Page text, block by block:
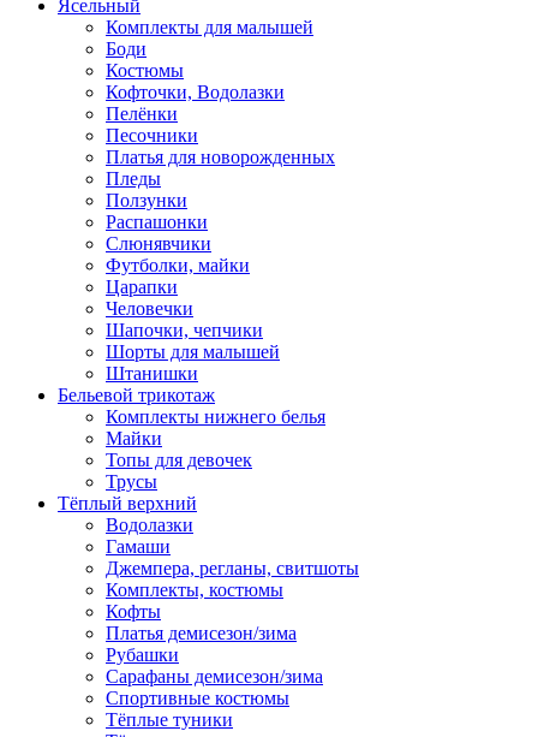
Ясельный
Комплекты для малышей
Боди
Костюмы
Кофточки, Водолазки
Пелёнки
Песочники
Платья для новорожденных
Пледы
Ползунки
Распашонки
Слюнявчики
Футболки, майки
Царапки
Человечки
Шапочки, чепчики
Шорты для малышей
Штанишки
Бельевой трикотаж
Комплекты нижнего белья
Майки
Топы для девочек
Трусы
Тёплый верхний
Водолазки
Гамаши
Джемпера, регланы, свитшоты
Комплекты, костюмы
Кофты
Платья демисезон/зима
Рубашки
Сарафаны демисезон/зима
Спортивные костюмы
Тёплые туники